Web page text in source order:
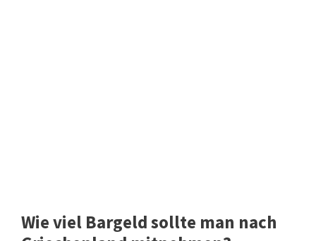
Wie viel Bargeld sollte man nach